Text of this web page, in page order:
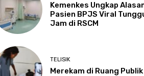
Kemenkes Ungkap
Pasien BPJS Viral
Jam di RSCM
TELISIK
Merekam di Ruang Publik